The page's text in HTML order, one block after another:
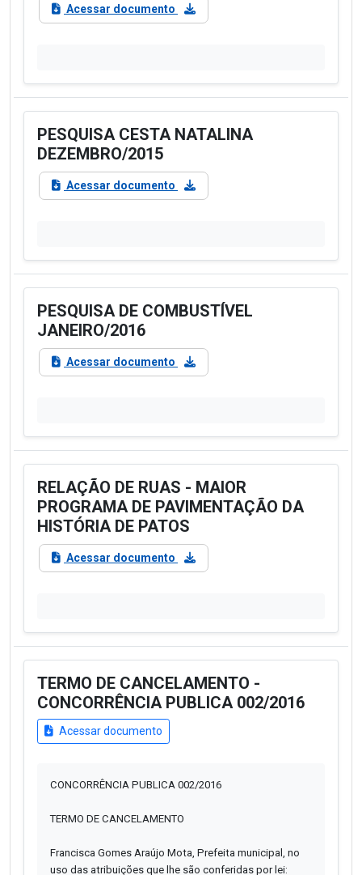
Acessar documento
PESQUISA CESTA NATALINA
DEZEMBRO/2015
Acessar documento
PESQUISA DE COMBUSTÍVEL
JANEIRO/2016
Acessar documento
RELAÇÃO DE RUAS - MAIOR
PROGRAMA DE PAVIMENTAÇÃO DA
HISTÓRIA DE PATOS
Acessar documento
TERMO DE CANCELAMENTO -
CONCORRÊNCIA PUBLICA 002/2016
Acessar documento
CONCORRÊNCIA PUBLICA 002/2016
TERMO DE CANCELAMENTO
Francisca Gomes Araújo Mota, Prefeita municipal, no
uso das atribuições que lhe são conferidas por lei: